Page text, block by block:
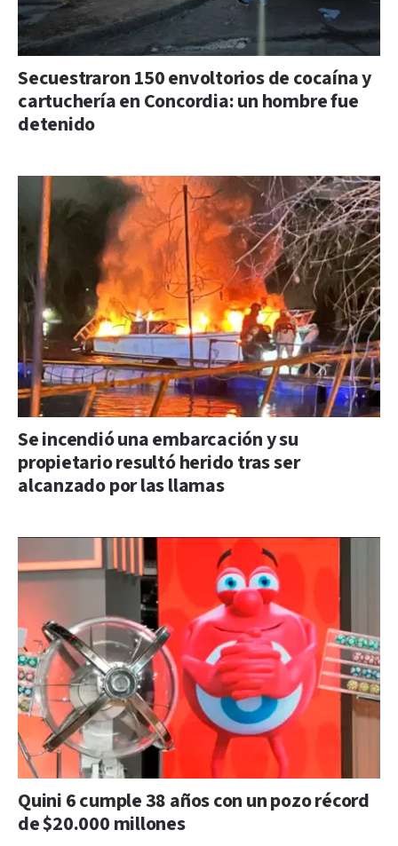
Secuestraron 150 envoltorios de cocaína y
cartuchería en Concordia: un hombre fue
detenido
Se incendió una embarcación y su
propietario resultó herido tras ser
alcanzado por las llamas
Quini 6 cumple 38 años con un pozo récord
de $20.000 millones